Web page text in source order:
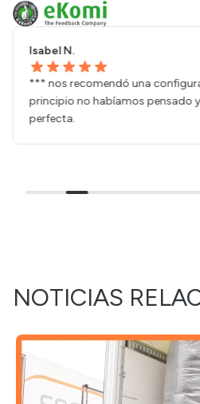
Isabel N.
*** nos recomendó una
principio no habíamos pensado
perfecta.
NOTICIAS